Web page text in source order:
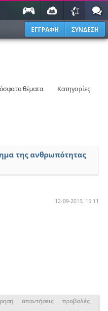
ΕΓΓΡΑΦΗ ΣΥΝΔΕΣΗ
θέματα
Κατηγορίες
της ανθρωπότητας
12-09-2015, 15:11
απαντήσεις προβολές